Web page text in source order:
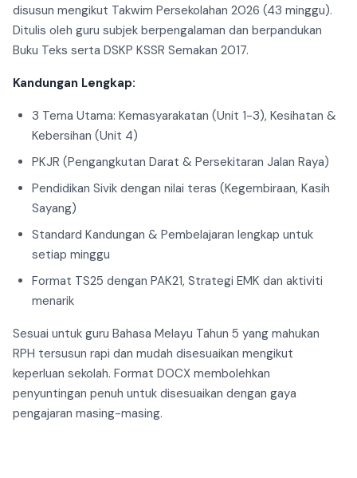
disusun mengikut Takwim Persekolahan 2026 (43 minggu).
Ditulis oleh guru subjek berpengalaman dan berpandukan
Buku Teks serta DSKP KSSR Semakan 2017.
Kandungan Lengkap:
3 Tema Utama: Kemasyarakatan (Unit 1-3), Kesihatan &
Kebersihan (Unit 4)
PKJR (Pengangkutan Darat & Persekitaran Jalan Raya)
Pendidikan Sivik dengan nilai teras (Kegembiraan, Kasih
Sayang)
Standard Kandungan & Pembelajaran lengkap untuk
setiap minggu
Format TS25 dengan PAK21, Strategi EMK dan aktiviti
menarik
Sesuai untuk guru Bahasa Melayu Tahun 5 yang mahukan
RPH tersusun rapi dan mudah disesuaikan mengikut
keperluan sekolah. Format DOCX membolehkan
penyuntingan penuh untuk disesuaikan dengan gaya
pengajaran masing-masing.